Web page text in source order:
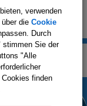
verwenden
die Cookie
Durch
stimmen Sie der
"Alle
finden